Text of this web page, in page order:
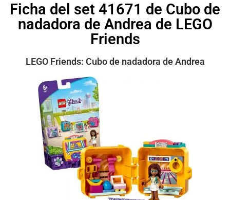
Ficha del set 41671 de Cubo de
nadadora de Andrea de LEGO
Friends
LEGO Friends: Cubo de nadadora de Andrea